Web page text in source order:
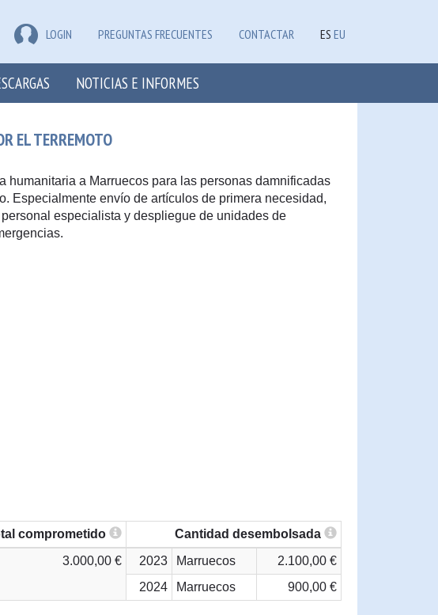
LOGIN PREGUNTAS FRECUENTES CONTACTAR ES EU
NOTICIAS E INFORMES
EL TERREMOTO
humanitaria a Marruecos para las personas damnificadas
Especialmente envío de artículos de primera necesidad,
especialista y despliegue de unidades de
comprometido
Cantidad desembolsada
3.000,00 € 2023 Marruecos
2.100,00 €
2024
Marruecos 900,00 €